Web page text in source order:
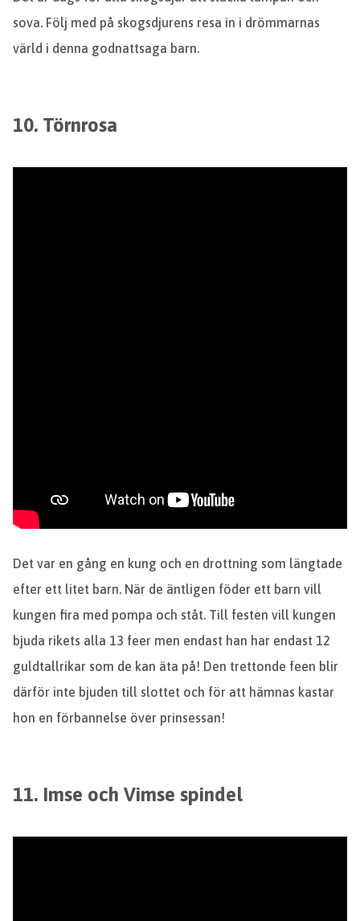
sova. Följ med på skogsdjurens resa in i drömmarnas
värld i denna godnattsaga barn.
10. Törnrosa
Det var en gång en kung och en drottning som längtade
efter ett litet barn. När de äntligen föder ett barn vill
kungen fira med pompa och ståt. Till festen vill kungen
bjuda rikets alla 13 feer men endast han har endast 12
guldtallrikar som de kan äta på! Den trettonde feen blir
därför inte bjuden till slottet och för att hämnas kastar
hon en förbannelse över prinsessan!
11. Imse och Vimse spindel